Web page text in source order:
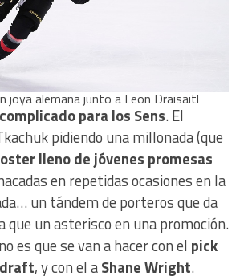
joya alemana junto a Leon Draisaitl
para los Sens. El
pidiendo una millonada (que
oster lleno de jóvenes promesas
en repetidas ocasiones en la
un tándem de porteros que da
que un asterisco en una promoción.
es que se van a hacer con el pick
, y con el aShane Wright.